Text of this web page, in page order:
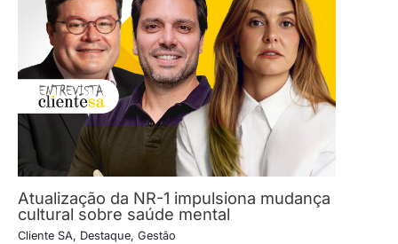
Atualização da NR-1 impulsiona mudança
cultural sobre saúde mental
Cliente SA, Destaque, Gestão